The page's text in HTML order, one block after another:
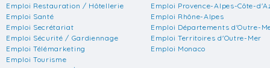
Emploi Restauration / Hôtellerie
Emploi Santé
Emploi Secrétariat
Emploi Sécurité / Gardiennage
Emploi Télémarketing
Emploi Tourisme
Emploi Provence-Alpes-Côte-
Emploi Rhône-Alpes
Emploi Départements d'Outre-
Emploi Territoires d'Outre-Mer
Emploi Monaco